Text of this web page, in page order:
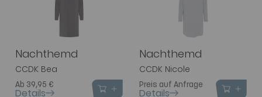
Nachthemd
CCDK Bea
Ab 39,95 €
Details
Nachthemd
CCDK Nicole
Preis auf Anfrage
Details